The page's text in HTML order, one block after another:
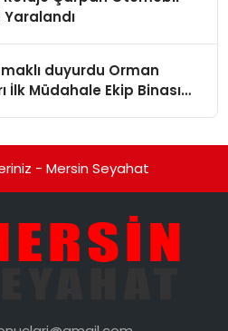
duyurdu Orman
İlk Müdahale Ekip Binası
- Mersin Seyahat